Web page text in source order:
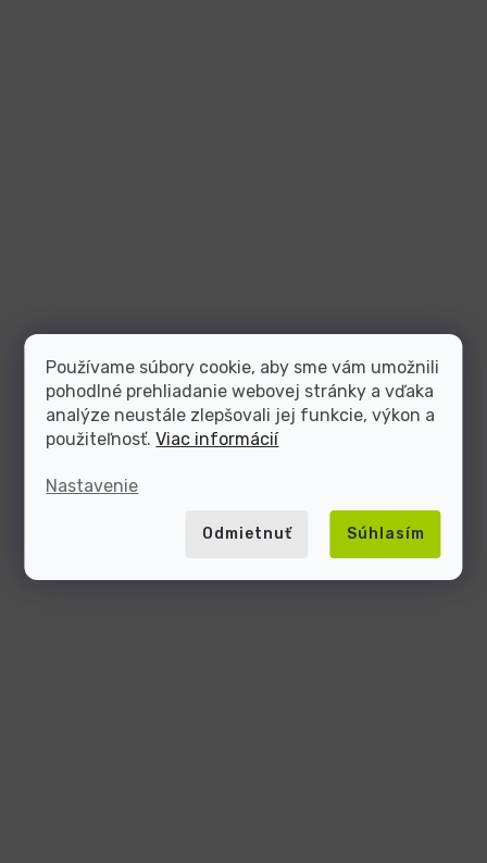
Používame súbory cookie, aby sme vám umožnili
pohodlné prehliadanie webovej stránky a vďaka
analýze neustále zlepšovali jej funkcie, výkon a
použiteľnosť.Viac informácií
Nastavenie
Odmietnuť Súhlasím